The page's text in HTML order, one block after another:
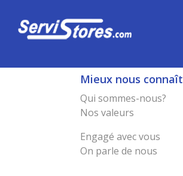
Mieux nous
Qui sommes-nous?
Nos valeurs
Engagé avec vous
On parle de nous